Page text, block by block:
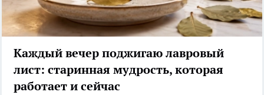
Каждый вечер поджигаю лавровый
лист: старинная мудрость, которая
работает и сейчас